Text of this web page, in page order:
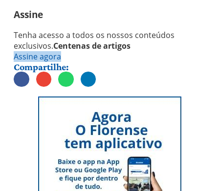
Assine
Tenha acesso a todos os nossos conteúdos
exclusivos.Centenas de artigos
Assine agora
Compartilhe: